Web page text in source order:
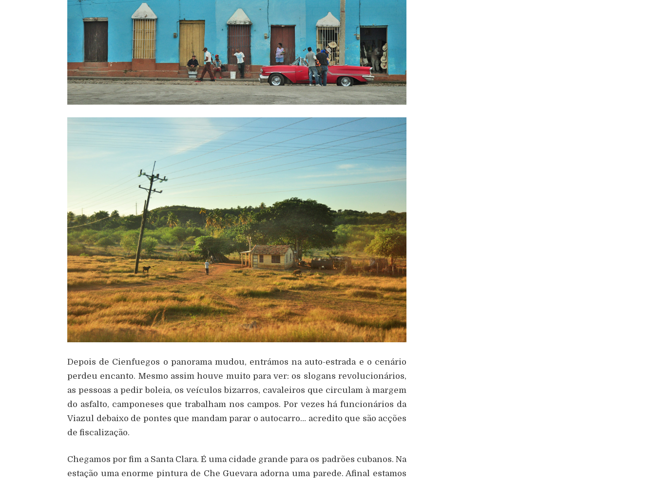
Depois de Cienfuegos o panorama mudou, entrámos na auto-estrada e o cenário
perdeu encanto. Mesmo assim houve muito para ver: os slogans revolucionários,
as pessoas a pedir boleia, os veículos bizarros, cavaleiros que circulam à margem
do asfalto, camponeses que trabalham nos campos. Por vezes há funcionários da
Viazul debaixo de pontes que mandam parar o autocarro… acredito que são acções
de fiscalização.
Chegamos por fim a Santa Clara. É uma cidade grande para os padrões cubanos. Na
estação uma enorme pintura de Che Guevara adorna uma parede. Afinal estamos